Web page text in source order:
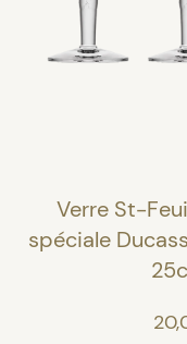
Verre St-
spéciale